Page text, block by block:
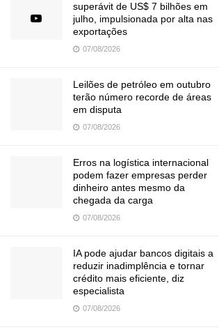
superávit de US$ 7 bilhões em
julho, impulsionada por alta nas
exportações
07/08/2026
Leilões de petróleo em outubro
terão número recorde de áreas
em disputa
07/08/2026
Erros na logística internacional
podem fazer empresas perder
dinheiro antes mesmo da
chegada da carga
07/08/2026
IA pode ajudar bancos digitais a
reduzir inadimplência e tornar
crédito mais eficiente, diz
especialista
07/08/2026